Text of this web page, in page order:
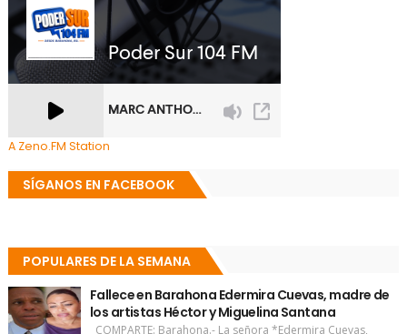
A Zeno.FM Station
SÍGANOS EN FACEBOOK
POPULARES DE LA SEMANA
Fallece en Barahona Edermira Cuevas, madre de
los artistas Héctor y Miguelina Santana
COMPARTE: Barahona.- La señora *Edermira Cuevas,